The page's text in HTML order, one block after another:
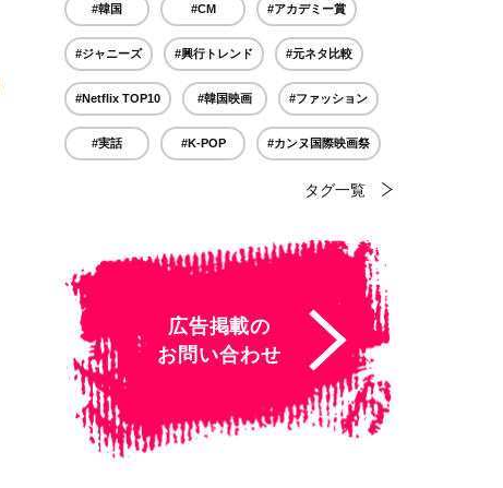
#韓国 #CM #アカデミー賞
#ジャニーズ #興行トレンド #元ネタ比較
#Netflix TOP10 #韓国映画 #ファッション
#実話 #K-POP #カンヌ国際映画祭
タグ一覧
広告掲載の
お問い合わせ